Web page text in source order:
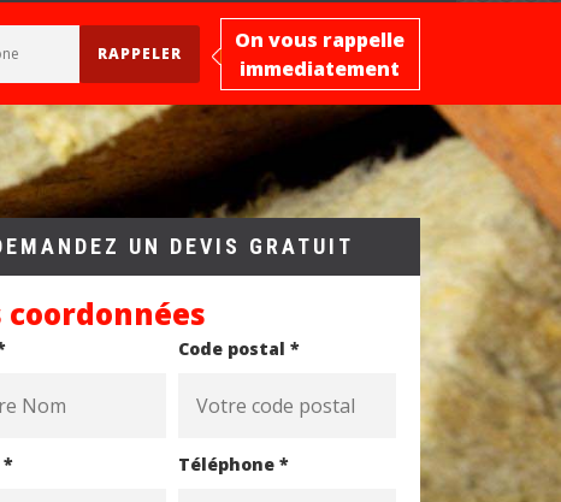
On vous rappelle
immediatement
UN DEVIS GRATUIT
coordonnées
Code postal *
* Téléphone *